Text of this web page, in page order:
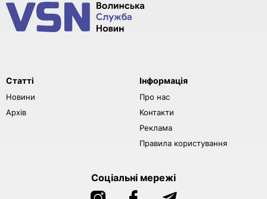
Статті
Новини
Архів
Інформація
Про нас
Контакти
Реклама
Правила користування
Соціальні мережі